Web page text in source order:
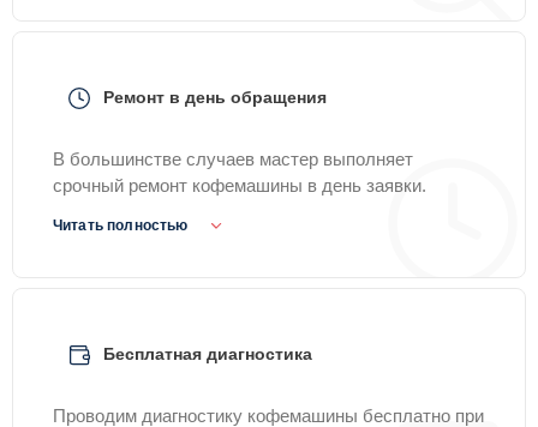
Ремонт в день обращения
В большинстве случаев мастер выполняет
срочный ремонт кофемашины в день заявки.
Читать полностью
Бесплатная диагностика
Проводим диагностику кофемашины бесплатно при